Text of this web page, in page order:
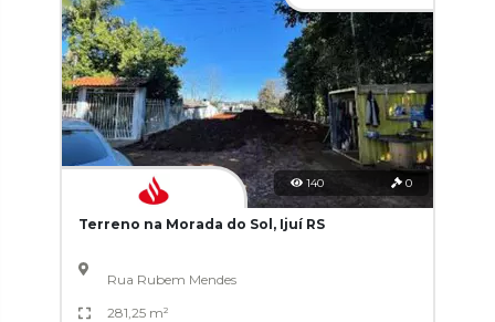
140 0
Terreno na Morada do Sol, Ijuí RS
Rua Rubem Mendes
281,25 m²